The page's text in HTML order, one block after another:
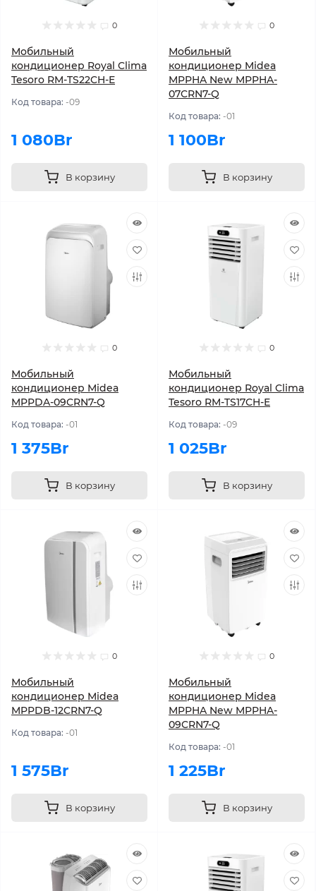
0
Мобильный
кондиционер Royal Clima
Tesoro RM-TS22CH-E
Код товара: -09
1 080Br
В корзину
0
Мобильный
кондиционер Midea
MPPHA New MPPHA-
07CRN7-Q
Код товара: -01
1 100Br
В корзину
0
Мобильный
кондиционер Midea
MPPDA-09CRN7-Q
Код товара: -01
1 375Br
В корзину
0
Мобильный
кондиционер Royal Clima
Tesoro RM-TS17CH-E
Код товара: -09
1 025Br
В корзину
0
Мобильный
кондиционер Midea
MPPDB-12CRN7-Q
Код товара: -01
1 575Br
В корзину
0
Мобильный
кондиционер Midea
MPPHA New MPPHA-
09CRN7-Q
Код товара: -01
1 225Br
В корзину